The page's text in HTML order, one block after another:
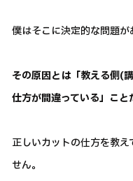
僕はそこに決定的な問題が
その原因とは「教える側(
仕方が間違っている」こと
正しいカットの仕方を教
せん。